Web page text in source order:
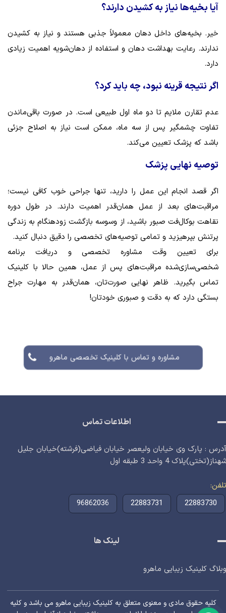
آیا بخیه‌ها نیاز به کشیدن دارند؟
خیر. بخیه‌های داخل دهان معمولاً جذبی هستند و نیاز به کشیدن
ندارند. رعایت بهداشت دهان و استفاده از دهان‌شویه اهمیت زیادی
دارد.
اگر نتیجه قرینه نبود، چه باید کرد؟
عدم تقارن ملایم تا دو ماه اول طبیعی است. در صورت باقی‌ماندن
تفاوت چشمگیر پس از سه ماه، ممکن است نیاز به اصلاح جزئی
باشد که پزشک تعیین می‌کند.
توصیه نهایی پزشک
اگر قصد انجام این عمل را دارید، تنها جراحی خوب کافی نیست؛
مراقبت‌های بعد از عمل همان‌قدر اهمیت دارند. در طول دوره
نقاهت بوکال‌فت صبور باشید، از وسوسه بازگشت زودهنگام به زندگی
پرتنش بپرهیزید و تمامی توصیه‌های تخصصی را دقیق دنبال کنید.
برای تعیین وقت مشاوره تخصصی و دریافت برنامه
شخصی‌سازی‌شده مراقبت‌های پس از عمل، همین حالا با کلینیک
تماس بگیرید. ظاهر نهایی صورت‌تان، همان‌قدر به مهارت جراح
بستگی دارد که به دقت و صبوری خودتان!
مشاوره و تماس با کلینیک تخصصی ماهرو
اطلاعات تماس
آدرس : پارک وی خیابان ولیعصر خیابان فیاضی(فرشته)خیابان جلیل
شهناز(تختی)پلاک 4 واحد 3 طبقه اول
تلفن
22883730
22883731
96862036
لینک ها
وبلاگ کلینیک زیبایی ماهرو
کلیه حقوق مادی و معنوی متعلق به کلینیک زیبایی ماهرو می باشد و کلیه